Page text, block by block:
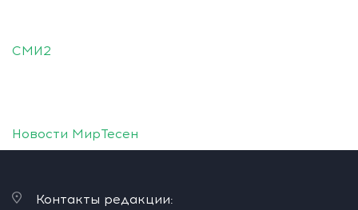
СМИ2
Новости МирТесен
Контакты редакции: